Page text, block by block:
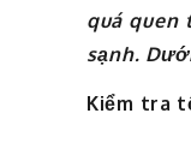
quá quen
sạnh.
Kiểm tra